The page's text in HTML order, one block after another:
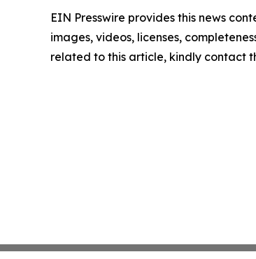
EIN Presswire provides this news
images, videos, licenses,
related to this article, kindly contact